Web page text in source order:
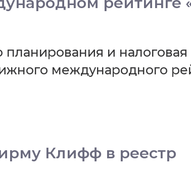
и
международного
Клифф в реестр